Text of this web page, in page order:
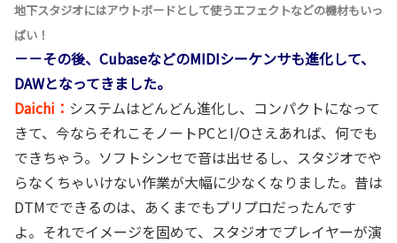
地下スタジオにはアウトボードとして使うエフェクトなどの機材もいっ
ぱい！
－－その後、CubaseなどのMIDIシーケンサも進化して、
DAWとなってきました。
Daichi： システムはどんどん進化し、コンパクトになって
きて、今ならそれこそノートPCとI/Oさえあれば、何でも
できちゃう。ソフトシンセで音は出せるし、スタジオでや
らなくちゃいけない作業が大幅に少なくなりました。昔は
DTMでできるのは、あくまでもプリプロだったんです
よ。それでイメージを固めて、スタジオでプレイヤーが演